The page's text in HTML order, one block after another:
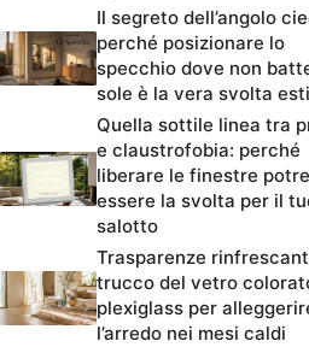
Il segreto dell’angolo
perché posizionare lo
specchio dove non
sole è la vera svolta
Quella sottile linea tra
e claustrofobia: perché
liberare le finestre
essere la svolta per il
salotto
Trasparenze
trucco del vetro
plexiglass per
l’arredo nei mesi caldi